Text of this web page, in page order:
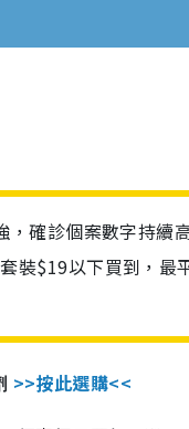
確診個案數字持續
裝$19以下買到，
>>按此選購<<